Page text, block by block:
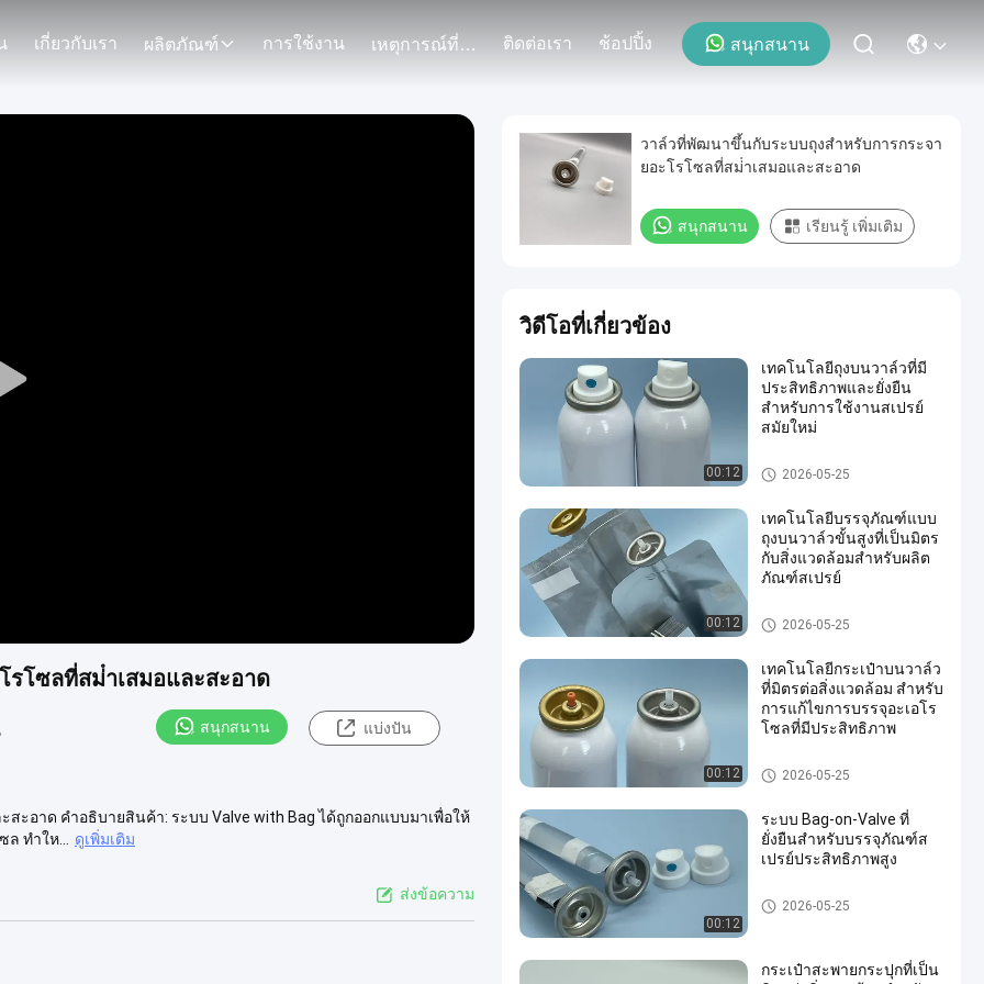
เกี่ยวกับเรา ผลิตภัณฑ์ การใช้งาน เหตุการณ์ที่เกิดขึ้น ติดต่อเรา ช้อปปิ้ง สนุกสนาน
Play
โซลที่สม่ําเสมอและสะอาด
สนุกสนาน แบ่งปัน
อาด คําอธิบายสินค้า: ระบบ Valve with Bag ได้ถูกออกแบบมาเพื่อให้
ทําให...
ดูเพิ่มเติม
ส่งข้อความ
วาล์วที่พัฒนาขึ้นกับระบบถุงสําหรับการกระจา
ยอะโรโซลที่สม่ําเสมอและสะอาด
สนุกสนาน เรียนรู้ เพิ่มเติม
วิดีโอที่เกี่ยวข้อง
00:12
เทคโนโลยีถุงบนวาล์วที่มี
ประสิทธิภาพและยั่งยืน
สำหรับการใช้งานสเปรย์
สมัยใหม่
Male aerosol bag on valve
2026-05-25
00:12
เทคโนโลยีบรรจุภัณฑ์แบบ
ถุงบนวาล์วขั้นสูงที่เป็นมิตร
กับสิ่งแวดล้อมสำหรับผลิต
ภัณฑ์สเปรย์
Male aerosol bag on valve
2026-05-25
00:12
เทคโนโลยีกระเป๋าบนวาล์ว
ที่มิตรต่อสิ่งแวดล้อม สําหรับ
การแก้ไขการบรรจุอะเอโร
โซลที่มีประสิทธิภาพ
Male aerosol bag on valve
2026-05-25
00:12
ระบบ Bag-on-Valve ที่
ยั่งยืนสำหรับบรรจุภัณฑ์ส
เปรย์ประสิทธิภาพสูง
Male aerosol bag on valve
2026-05-25
กระเป๋าสะพายกระปุกที่เป็น